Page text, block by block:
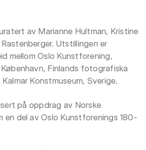
av Marianne Hultman, Kristine
Utstillingen er
mellom Oslo Kunstforening,
Finlands fotografiska
Konstmuseum, Sverige.
på oppdrag av Norske
en del av Oslo Kunstforenings 180-